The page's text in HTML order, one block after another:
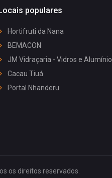
populares
Hortifruti da Nana
BEMACON
JM Vidraçaria - Vidros e Alumínio
Cacau Tiuá
Portal Nhanderu
os direitos reservados.